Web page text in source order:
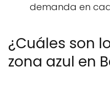
demanda en
¿Cuáles son
zona azul en